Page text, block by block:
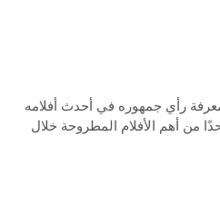
رأي جمهوره في أحدث أفلامه
من أهم الأفلام المطروحة خلال